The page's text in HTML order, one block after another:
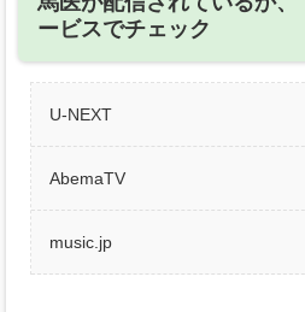
ービスでチェック
U-NEXT
AbemaTV
music.jp